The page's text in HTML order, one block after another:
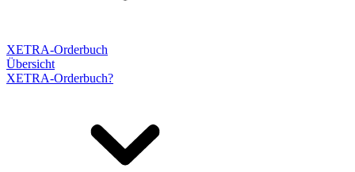
XETRA-Orderbuch
Übersicht
XETRA-Orderbuch?